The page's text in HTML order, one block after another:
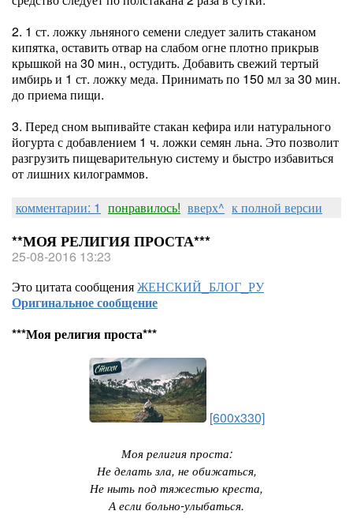
2. 1 ст. ложку льняного семени следует залить стаканом
кипятка, оставить отвар на слабом огне плотно прикрыв
крышкой на 30 мин., остудить. Добавить свежий тертый
имбирь и 1 ст. ложку меда. Принимать по 150 мл за 30 мин.
до приема пищи.
3. Перед сном выпивайте стакан кефира или натурального
йогурта с добавлением 1 ч. ложки семян льна. Это позволит
разгрузить пищеварительную систему и быстро избавиться
от лишних килограммов.
комментарии: 1 понравилось! вверх^ к полной версии
**МОЯ РЕЛИГИЯ ПРОСТА***
25-08-2016 13:23
Это цитата сообщенияЖЕНСКИЙ_БЛОГ_РУ
Оригинальное сообщение
***Моя религия проста***
[600x330]
Моя религия проста:
Не делать зла, не обижаться,
Не ныть под тяжестью креста,
А если больно-улыбаться.